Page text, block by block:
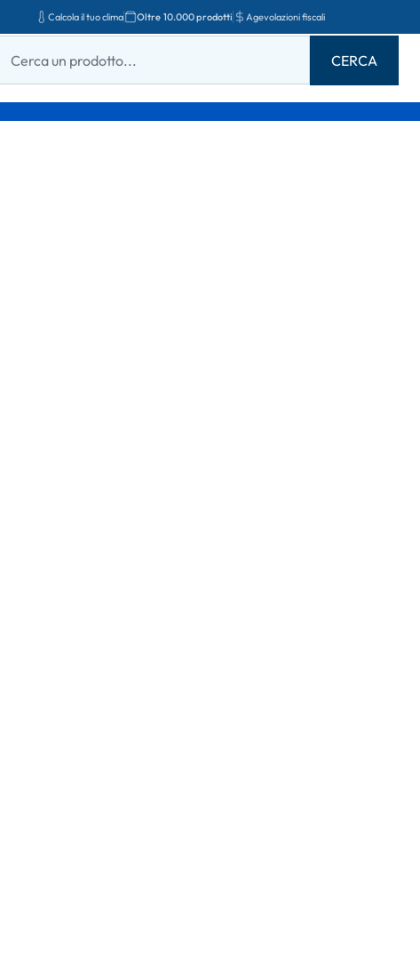
Calcola il tuo clima Oltre 10.000 prodotti Agevolazioni fiscali